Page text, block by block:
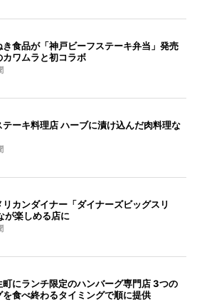
き食品が「神戸ビーフステーキ弁当」発売
カワムラと初コラボ
テーキ料理店 ハーブに漬け込んだ肉料理な
カンダイナー「ダイナーズビッグスリ
が楽しめる店に
町にランチ限定のハンバーグ専門店 3つの
を食べ終わるタイミングで順に提供